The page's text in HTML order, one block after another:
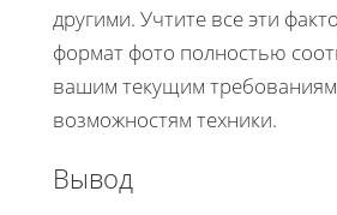
другими. Учтите все эти
формат фото полностью
вашим текущим
возможностям техники.
Вывод